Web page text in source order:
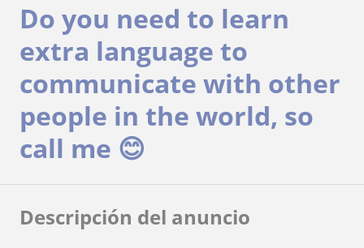
Do you need to learn
extra language to
communicate with other
people in the world, so
call me 😊
Descripción del anuncio